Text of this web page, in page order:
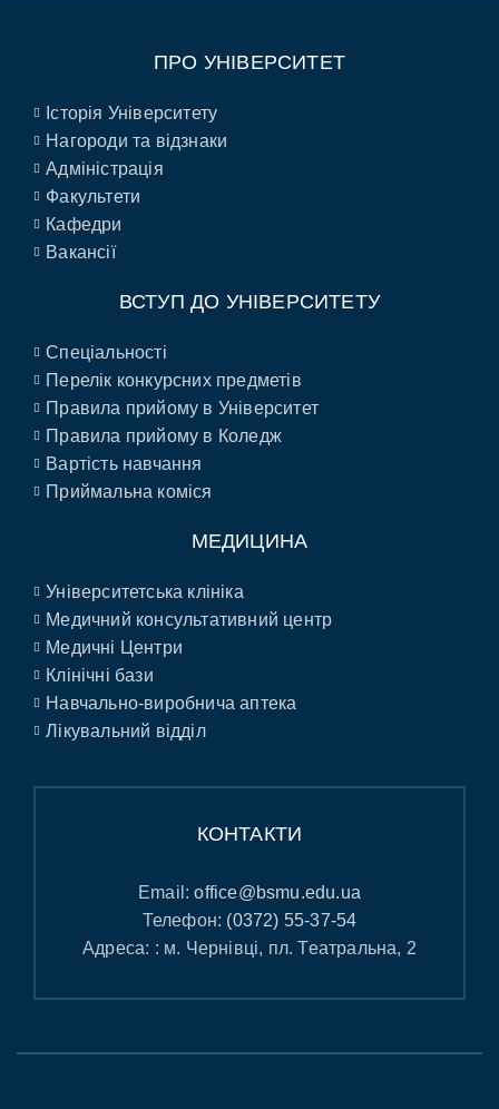
ПРО УНІВЕРСИТЕТ
Історія Університету
Нагороди та відзнаки
Адміністрація
Факультети
Кафедри
Вакансії
ВСТУП ДО УНІВЕРСИТЕТУ
Спеціальності
Перелік конкурсних предметів
Правила прийому в Університет
Правила прийому в Коледж
Вартість навчання
Приймальна коміся
МЕДИЦИНА
Університетська клініка
Медичний консультативний центр
Медичні Центри
Клінічні бази
Навчально-виробнича аптека
Лікувальний відділ
КОНТАКТИ
Email:office@bsmu.edu.ua
Телефон: (0372) 55-37-54
Адреса: : м. Чернівці, пл. Театральна, 2